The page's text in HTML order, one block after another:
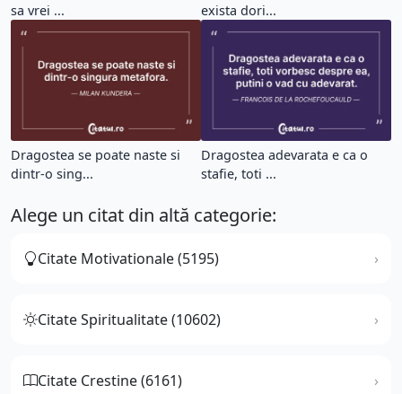
sa vrei ...
exista dori...
Dragostea se poate naste si
dintr-o sing...
Dragostea adevarata e ca o
stafie, toti ...
Alege un citat din altă categorie:
Citate Motivationale (5195)
Citate Spiritualitate (10602)
Citate Crestine (6161)